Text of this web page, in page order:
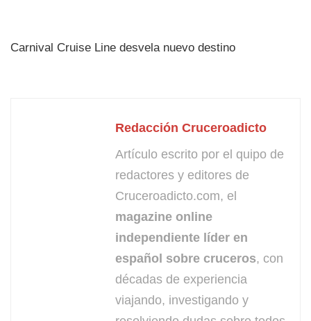
Carnival Cruise Line desvela nuevo destino
Redacción Cruceroadicto
Artículo escrito por el quipo de
redactores y editores de
Cruceroadicto.com, el
magazine online
independiente líder en
español sobre cruceros, con
décadas de experiencia
viajando, investigando y